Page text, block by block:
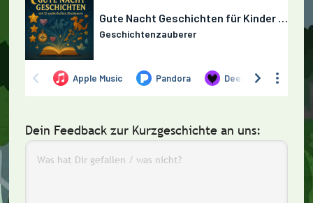
Dein Feedback zur Kurzgeschichte an uns: